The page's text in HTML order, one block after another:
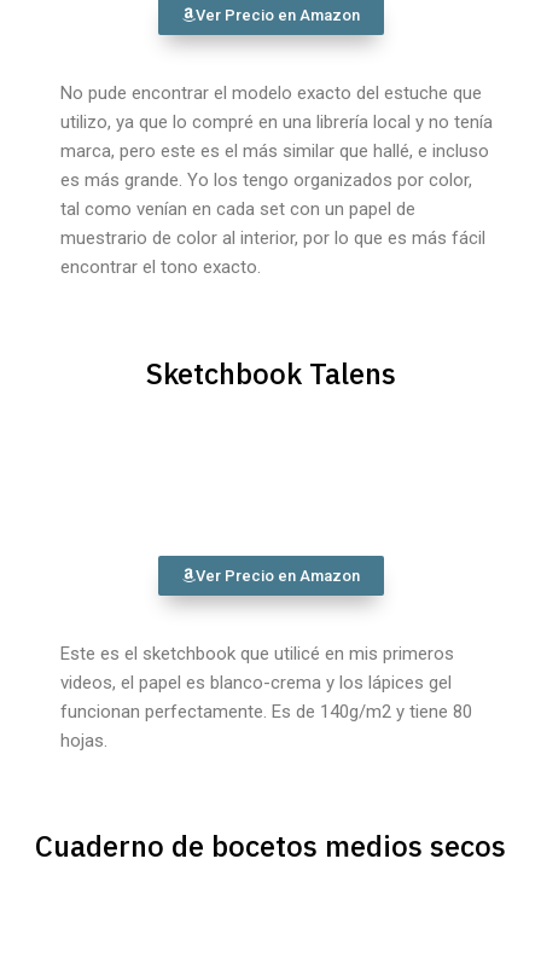
Ver Precio en Amazon
No pude encontrar el modelo exacto del estuche que
utilizo, ya que lo compré en una librería local y no tenía
marca, pero este es el más similar que hallé, e incluso
es más grande. Yo los tengo organizados por color,
tal como venían en cada set con un papel de
muestrario de color al interior, por lo que es más fácil
encontrar el tono exacto.
Sketchbook Talens
Ver Precio en Amazon
Este es el sketchbook que utilicé en mis primeros
videos, el papel es blanco-crema y los lápices gel
funcionan perfectamente. Es de 140g/m2 y tiene 80
hojas.
Cuaderno de bocetos medios secos